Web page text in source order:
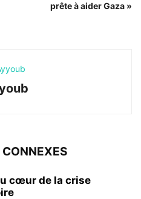
prête à aider Gaza »
cœur de la crise